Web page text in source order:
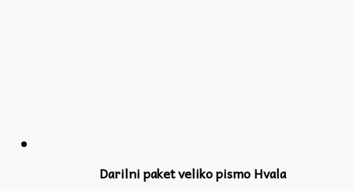
Darilni paket veliko pismo Hvala